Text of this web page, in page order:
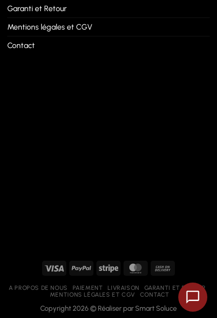
Garanti et Retour
Mentions légales et CGV
Contact
Visa PayPal Stripe MasterCard
Delivery
A PROPOS DE NOUS PAIEMENT LIVRAISON
GARANTI ET RETOUR
MENTIONS LÉGALES ET CGV
CONTACT
Copyright 2026 © Réaliser parSmart Soluce